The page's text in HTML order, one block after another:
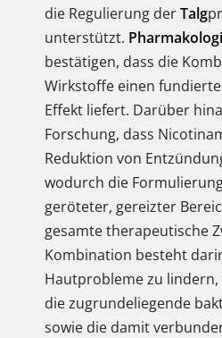
die Regulierung derTalg
unterstützt.
bestätigen, dass die
Wirkstoffe einen
Effekt liefert. Darüber
Forschung, dass
Reduktion von
wodurch die
geröteter, gereizter
gesamte therapeutische
Kombination besteht
Hautprobleme zu
die zugrundeliegende
sowie die damit